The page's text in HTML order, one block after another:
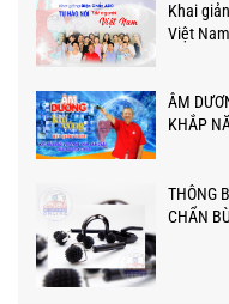
Khai
Việt
ÂM
KHẮP
THÔNG
CHẨN